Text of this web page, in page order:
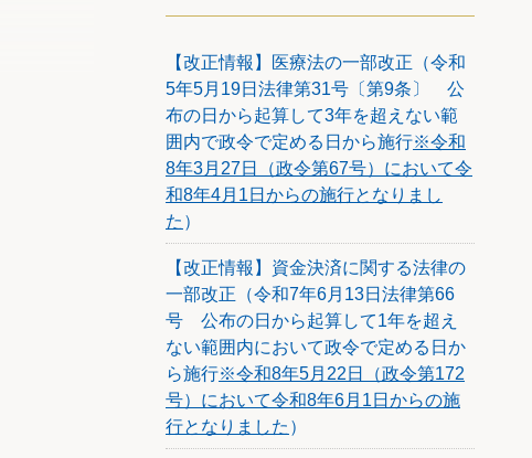
【改正情報】医療法の一部改正（令和
5年5月19日法律第31号〔第9条〕 公
布の日から起算して3年を超えない範
囲内で政令で定める日から施行※令和
8年3月27日（政令第67号）において令
和8年4月1日からの施行となりまし
た ）
【改正情報】資金決済に関する法律の
一部改正（令和7年6月13日法律第66
号 公布の日から起算して1年を超え
ない範囲内において政令で定める日か
ら施行※令和8年5月22日（政令第172
号）において令和8年6月1日からの施
行となりました ）